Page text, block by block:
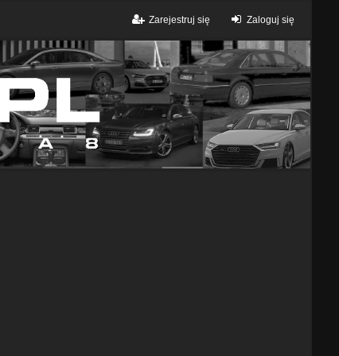
Zaloguj się
Zarejestruj się